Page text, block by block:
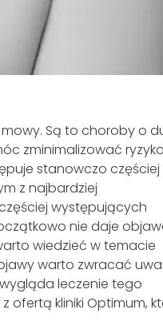
Są to choroby o
zminimalizować
stanowczo częściej
z najbardziej
występujących
nie daje
wiedzieć w temacie
warto zwracać
leczenie tego
ofertą kliniki Optimum,